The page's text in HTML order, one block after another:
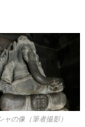
ャの像（筆者撮影）